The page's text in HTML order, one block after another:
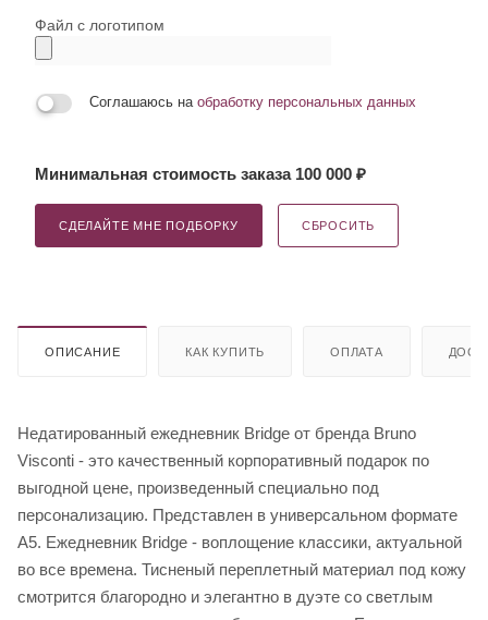
Файл с логотипом
Соглашаюсь на обработку персональных данных
Минимальная стоимость заказа 100 000 ₽
СДЕЛАЙТЕ МНЕ ПОДБОРКУ СБРОСИТЬ
ОПИСАНИЕ КАК КУПИТЬ ОПЛАТА
Недатированный ежедневник Bridge от бренда Bruno
Visconti - это качественный корпоративный подарок по
выгодной цене, произведенный специально под
персонализацию. Представлен в универсальном формате
А5. Ежедневник Bridge - воплощение классики, актуальной
во все времена. Тисненый переплетный материал под кожу
смотрится благородно и элегантно в дуэте со светлым